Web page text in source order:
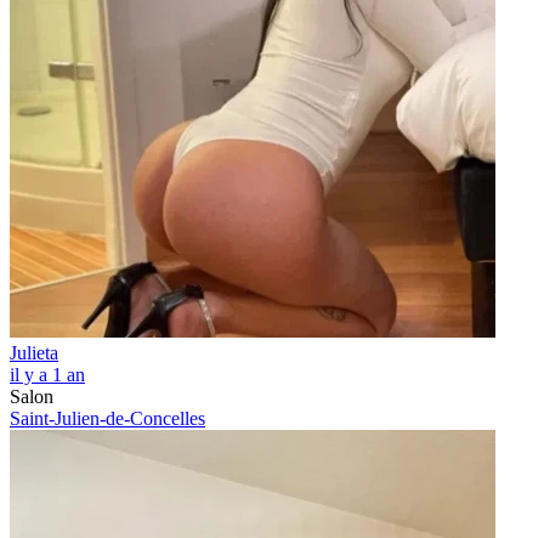
Julieta
il y a 1 an
Salon
Saint-Julien-de-Concelles